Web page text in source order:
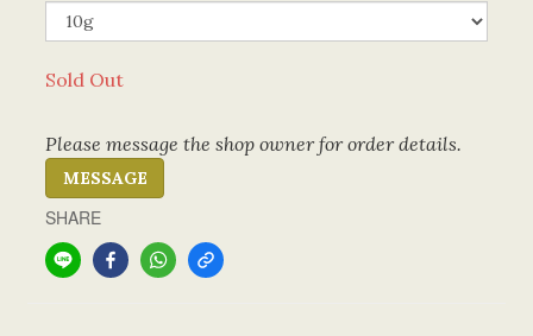
Sold Out
Please message the shop owner for order details.
MESSAGE
SHARE